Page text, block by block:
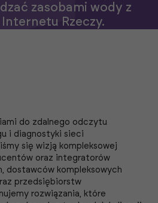
zasobami wody z
Rzeczy.
do zdalnego odczytu
i diagnostyki sieci
się wizją kompleksowej
oraz integratorów
dostawców kompleksowych
przedsiębiorstw
rozwiązania, które